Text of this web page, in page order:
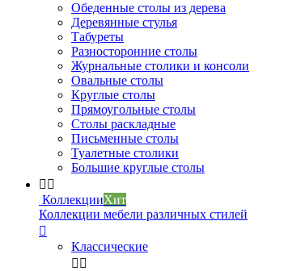
Обеденные столы из дерева
Деревянные стулья
Табуреты
Разносторонние столы
Журнальные столики и консоли
Овальные столы
Круглые столы
Прямоугольные столы
Столы раскладные
Письменные столы
Туалетные столики
Большие круглые столы
 
КоллекцииХит
Коллекции мебели различных стилей

Классические
 